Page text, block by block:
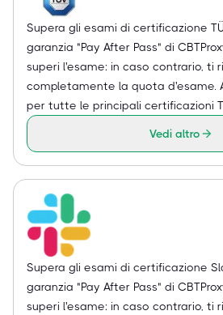
Supera gli esami di certificazione
garanzia "Pay After Pass" di
superi l'esame: in caso contrario, ti
completamente la quota d'esame.
per tutte le principali certificazioni
Vedi altro
Supera gli esami di certificazione
garanzia "Pay After Pass" di
superi l'esame: in caso contrario, ti